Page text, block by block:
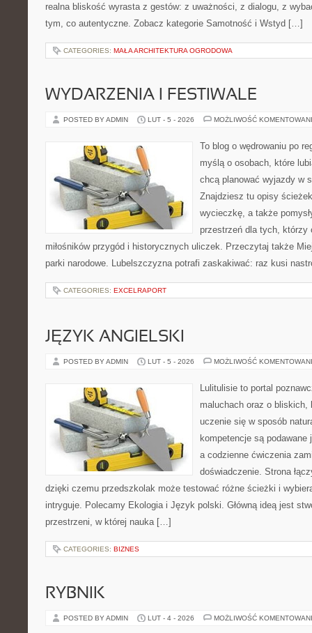
realna bliskość wyrasta z gestów: z uważności, z dialogu, z
tym, co autentyczne. Zobacz kategorie Samotność i Wstyd […]
CATEGORIES: MAŁA ARCHITEKTURA OGRODOWA
WYDARZENIA I FESTIWALE
POSTED BY ADMIN LUT - 5 - 2026 MOŻLIWOŚĆ
To blog o wędrowaniu po
myślą o osobach, które
chcą planować wyjazdy w
Znajdziesz tu opisy
wycieczkę, a także
przestrzeń dla tych, którzy
miłośników przygód i historycznych uliczek. Przeczytaj także
parki narodowe. Lubelszczyzna potrafi zaskakiwać: raz kusi
CATEGORIES: EXCELRAPORT
JĘZYK ANGIELSKI
POSTED BY ADMIN LUT - 5 - 2026 MOŻLIWOŚĆ
Lulitulisie to portal
maluchach oraz o
uczenie się w sposób
kompetencje są
a codzienne ćwiczenia
doświadczenie. Strona
dzięki czemu przedszkolak może testować różne ścieżki i
intryguje. Polecamy Ekologia i Język polski. Główną ideą jest
przestrzeni, w której nauka […]
CATEGORIES: BIZNES
RYBNIK
POSTED BY ADMIN LUT - 4 - 2026 MOŻLIWOŚĆ